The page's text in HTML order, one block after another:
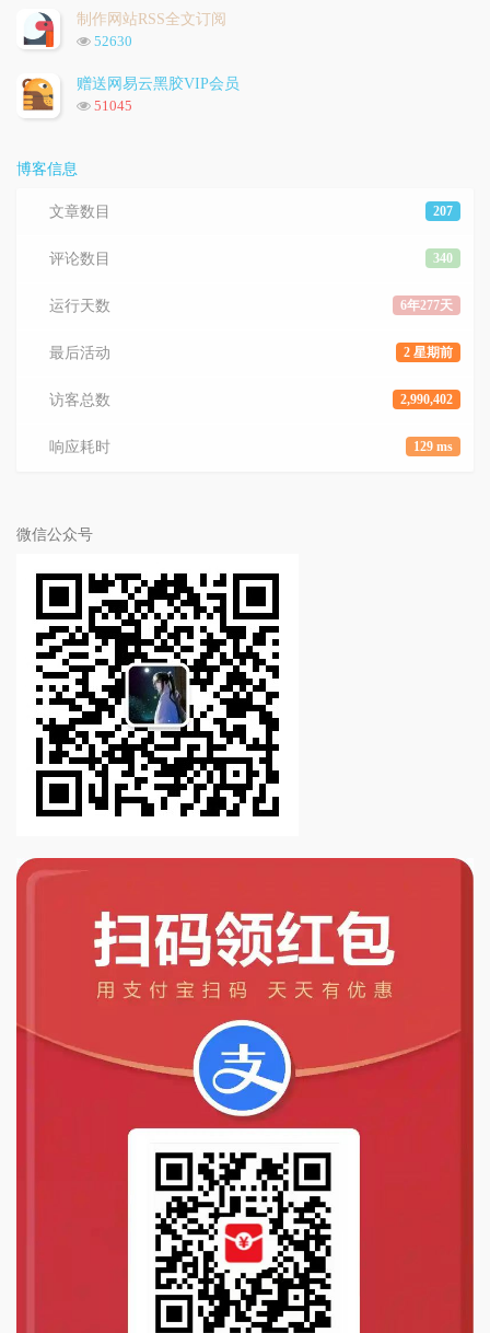
次
数:
制作网站RSS全文订阅
浏
次
数:
52630
赠送网易云黑胶VIP会员
浏
51045
博客信息
207
文章数目
340
评论数目
6年277天
运行天数
2 星期前
最后活动
2,990,402
访客总数
129 ms
响应耗时
微信公众号